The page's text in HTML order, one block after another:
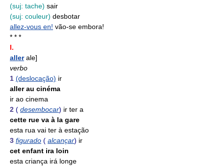
(suj: tache) sair
(suj: couleur) desbotar
allez-vous en! vão-se embora!
* * *
I.
allerale]
verbo
1 (deslocação) ir
aller au cinéma
ir ao cinema
2 ( desembocar) ir ter a
cette rue va à la gare
esta rua vai ter à estação
3 figurado ( alcançar) ir
cet enfant ira loin
esta criança irá longe